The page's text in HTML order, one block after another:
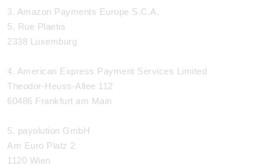
3. Amazon Payments Europe S.C.A.
5, Rue Plaetis
2338 Luxemburg
4. American Express Payment Services Limited
Theodor-Heuss-Allee 112
60486 Frankfurt am Main
5. payolution GmbH
Am Euro Platz 2
1120 Wien